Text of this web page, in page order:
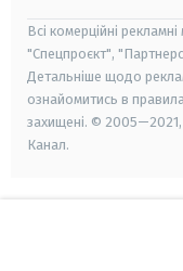
Всі комерційні
"Спецпроєкт",
Детальніше щодо
ознайомитись в
захищені. ©
Канал.